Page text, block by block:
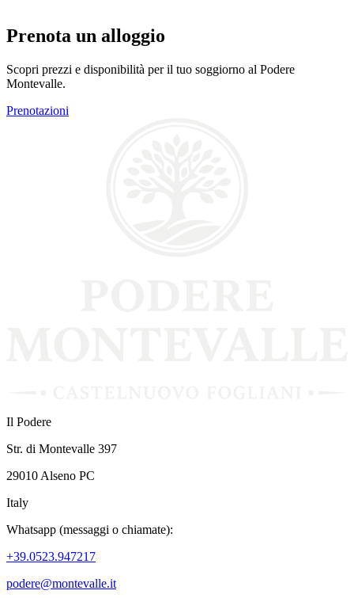
Prenota un alloggio
Scopri prezzi e disponibilità per il tuo soggiorno al Podere
Montevalle.
Prenotazioni
Il Podere
Str. di Montevalle 397
29010 Alseno PC
Italy
Whatsapp (messaggi o chiamate):
+39.0523.947217
podere@montevalle.it